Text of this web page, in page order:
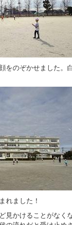
をのぞかせました。
れました！
見かけることがなく